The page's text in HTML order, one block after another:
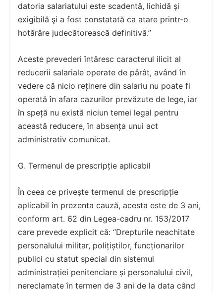
datoria salariatului este scadentă, lichidă şi
exigibilă şi a fost constatată ca atare printr-o
hotărâre judecătorească definitivă.”
Aceste prevederi întăresc caracterul ilicit al
reducerii salariale operate de pârât, având în
vedere că nicio reținere din salariu nu poate fi
operată în afara cazurilor prevăzute de lege, iar
în speță nu există niciun temei legal pentru
această reducere, în absența unui act
administrativ comunicat.
G. Termenul de prescripție aplicabil
În ceea ce privește termenul de prescripție
aplicabil în prezenta cauză, acesta este de 3 ani,
conform art. 62 din Legea-cadru nr. 153/2017
care prevede explicit că: “Drepturile neachitate
personalului militar, polițiștilor, funcționarilor
publici cu statut special din sistemul
administrației penitenciare și personalului civil,
nereclamate în termen de 3 ani de la data când